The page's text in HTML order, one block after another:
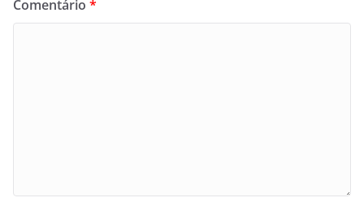
Comentário *